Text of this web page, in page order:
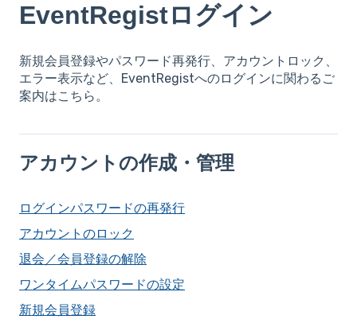
EventRegistログイン
新規会員登録やパスワード再発行、アカウントロック、
エラー表示など、EventRegistへのログインに関わるご
案内はこちら。
アカウントの作成・管理
ログインパスワードの再発行
アカウントのロック
退会／会員登録の解除
ワンタイムパスワードの設定
新規会員登録